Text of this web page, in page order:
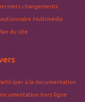
et cela
interfaces
shell reste très
changements
Multimédia
du site
à la documentation
hors ligne